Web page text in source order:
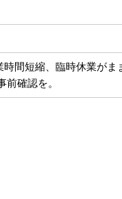
時間短縮、臨時休業がま
確認を。